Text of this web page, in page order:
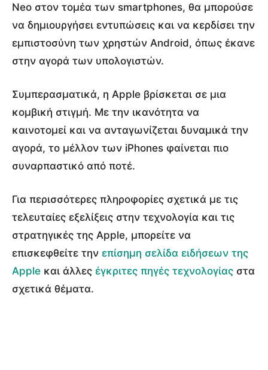
Neo στον τομέα των smartphones, θα μπορούσε
να δημιουργήσει εντυπώσεις και να κερδίσει την
εμπιστοσύνη των χρηστών Android, όπως έκανε
στην αγορά των υπολογιστών.
Συμπερασματικά, η Apple βρίσκεται σε μια
κομβική στιγμή. Με την ικανότητα να
καινοτομεί και να ανταγωνίζεται δυναμικά την
αγορά, το μέλλον των iPhones φαίνεται πιο
συναρπαστικό από ποτέ.
Για περισσότερες πληροφορίες σχετικά με τις
τελευταίες εξελίξεις στην τεχνολογία και τις
στρατηγικές της Apple, μπορείτε να
επισκεφθείτε την επίσημη σελίδα ειδήσεων της
Apple και άλλες έγκριτες πηγές τεχνολογίας στα
σχετικά θέματα.